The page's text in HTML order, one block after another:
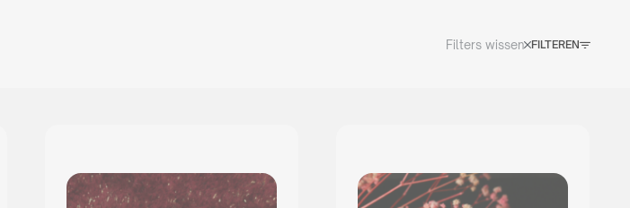
Filters wissen FILTEREN